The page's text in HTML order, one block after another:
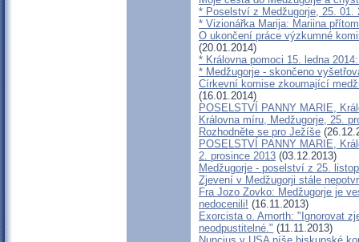
* Poselství z Medžugorje, 25. 01.
* Vizionářka Marija: Mariina
O ukončení práce výzkumné
(20.01.2014)
* Královna pomoci 15. ledna
* Medžugorje - skončeno
Církevní komise zkoumající
(16.01.2014)
POSELSTVÍ PANNY MARIE,
Královna míru, Medžugorje, 25.
Rozhodněte se pro Ježíše
POSELSTVÍ PANNY MARIE,
2. prosince 2013 (03.12.2013)
Medžugorje - poselství z 25.
Zjevení v Medžugorji stále
Fra Jozo Zovko: Medžugorje je
nedocenili! (16.11.2013)
Exorcista o. Amorth: "Ignorovat
neodpustitelné." (11.11.2013)